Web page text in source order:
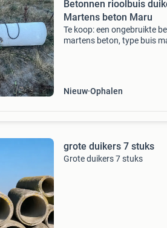
Betonnen rioolbuis
Martens beton Maru
Te koop: een ongebruikte
martens beton, type buis
Nieuw Ophalen
grote duikers 7 stuks
Grote duikers 7 stuks